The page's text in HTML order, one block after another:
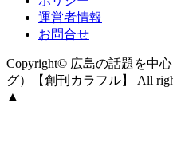
運営者情報
お問合せ
Copyright© 広島の話題を中
グ）【創刊カラフル】 All
▲